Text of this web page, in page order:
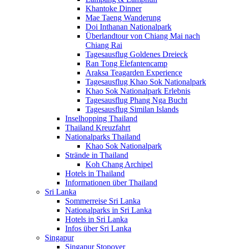
Khantoke Dinner
Mae Taeng Wanderung
Doi Inthanan Nationalpark
Überlandtour von Chiang Mai nach
Chiang Rai
Tagesausflug Goldenes Dreieck
Ran Tong Elefantencamp
Araksa Teagarden Experience
Tagesausflug Khao Sok Nationalpark
Khao Sok Nationalpark Erlebnis
Tagesausflug Phang Nga Bucht
Tagesausflug Similan Islands
Inselhopping Thailand
Thailand Kreuzfahrt
Nationalparks Thailand
Khao Sok Nationalpark
Strände in Thailand
Koh Chang Archipel
Hotels in Thailand
Informationen über Thailand
Sri Lanka
Sommerreise Sri Lanka
Nationalparks in Sri Lanka
Hotels in Sri Lanka
Infos über Sri Lanka
Singapur
Singapur Stopover